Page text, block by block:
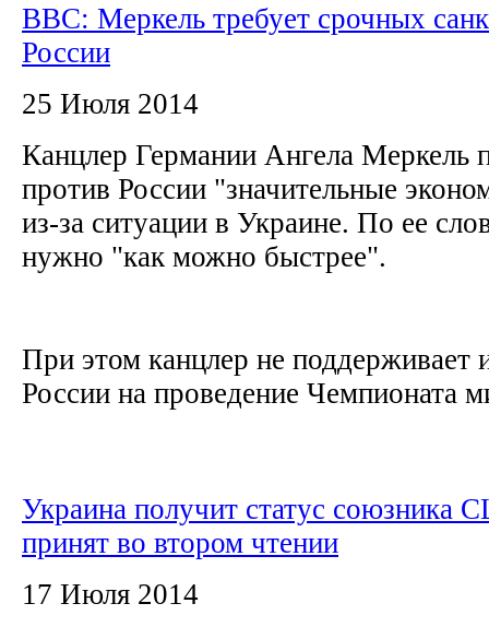
BBC: Меркель требует срочных
России
25 Июля 2014
Канцлер Германии Ангела Меркель
против России "значительные
из-за ситуации в Украине. По ее
нужно "как можно быстрее".
При этом канцлер не поддерживает
России на проведение Чемпионата
Украина получит статус союзника
принят во втором чтении
17 Июля 2014